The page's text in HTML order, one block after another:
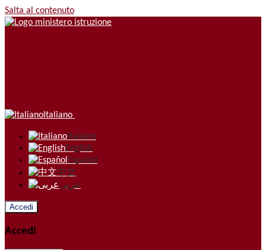
Salta al contenuto
Italiano
Italiano
English
Español
中文
عربى
Accedi
Accedi